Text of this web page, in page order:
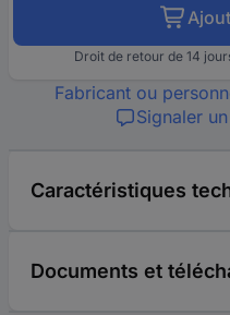
Droit de retour de 14
Fabricant ou
Signaler
Caractéristiques
Documents et